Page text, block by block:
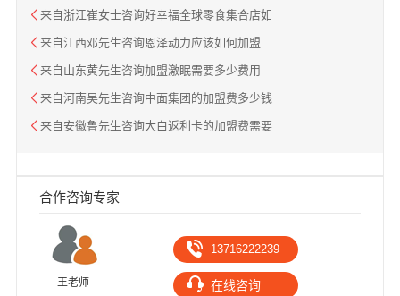
来自浙江崔女士咨询好幸福全球零食集合店如
来自江西邓先生咨询恩泽动力应该如何加盟
来自山东黄先生咨询加盟激眠需要多少费用
来自河南吴先生咨询中面集团的加盟费多少钱
来自安徽鲁先生咨询大白返利卡的加盟费需要
合作咨询专家
王老师
13716222239
在线咨询